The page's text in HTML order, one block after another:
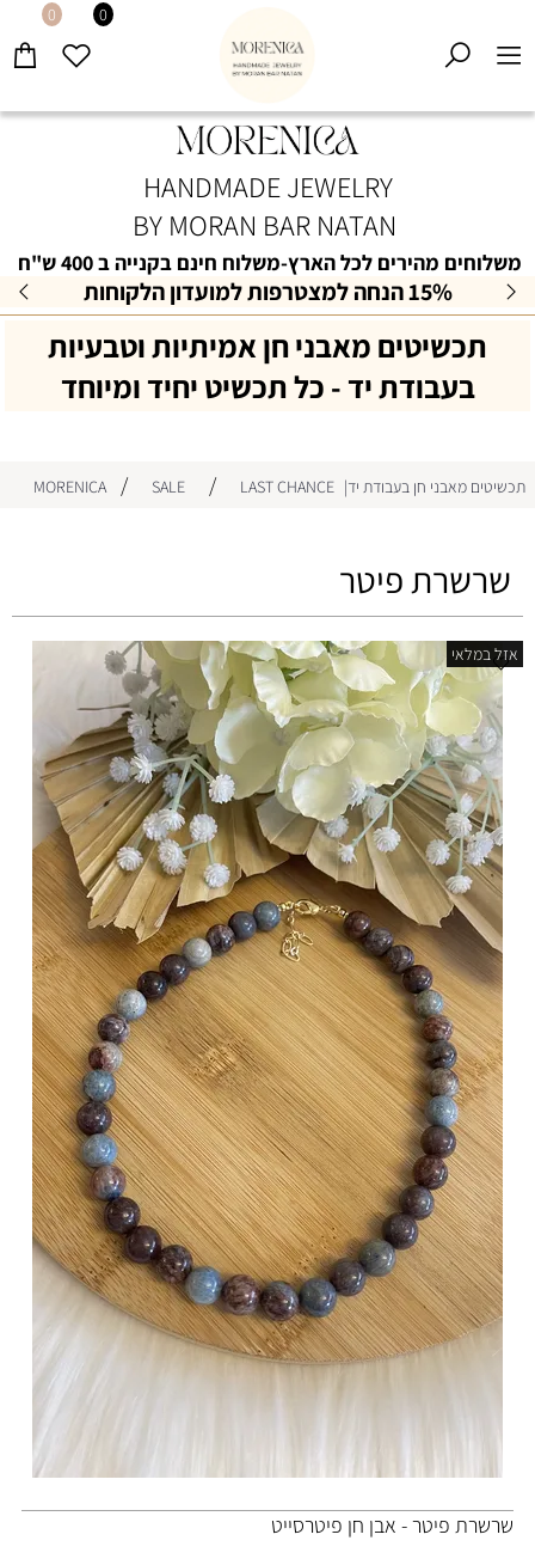
HANDMADE JEWELRY
משלוחים מהירים לכל הארץ-משלוח חינם בקנייה ב 400 ש"ח
15% הנחה למצטרפות למועדון הלקוחות
תכשיטים מאבני חן אמיתיות וטבעיות
בעבודת יד - כל תכשיט יחיד ומיוחד
0 0
תכשיטים מאבני חן בעבודת יד|MORENICA / SALE / LAST CHANCE
שרשרת פיטר
אזל במלאי
שרשרת פיטר - אבן חן פיטרסייט